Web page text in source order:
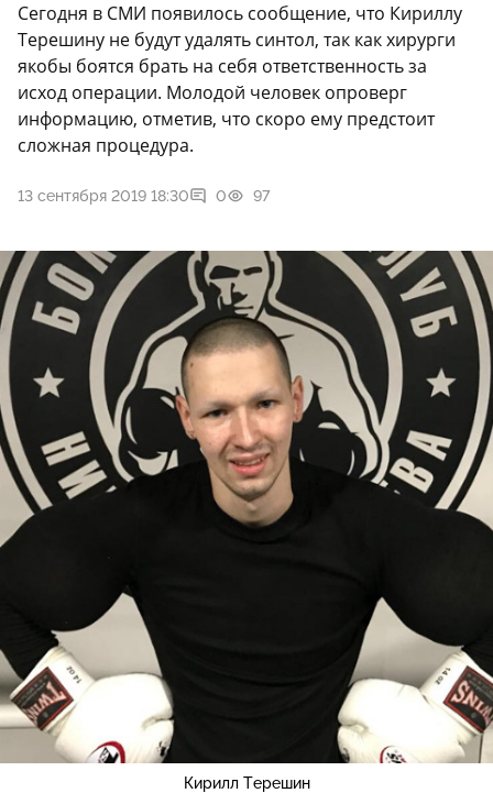
Сегодня в СМИ появилось сообщение, что Кириллу
Терешину не будут удалять синтол, так как хирурги
якобы боятся брать на себя ответственность за
исход операции. Молодой человек опроверг
информацию, отметив, что скоро ему предстоит
сложная процедура.
13 сентября 2019 18:30 0 97
Кирилл Терешин